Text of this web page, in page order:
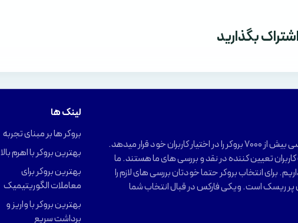
بگذارید
ویکی فارکس، نقد و بررسی بیش از 7000 بروکر را در اختیار کاربران خود قرار میدهد.
تعیین کننده در نقد و بررسی های ما هستند. ما
برای انتخاب بروکر حتما خودتان بررسی های لازم را
پر ریسک است. ویکی فارکس در قبال انتخاب شما
لینک ها
بروکر ها بر مبنای تجربه
بهترین بروکر با اهرم بالا
بهترین بروکر برای
معاملات الگوریتیمیک
بهترین بروکر با واریز و
برداشت سریع